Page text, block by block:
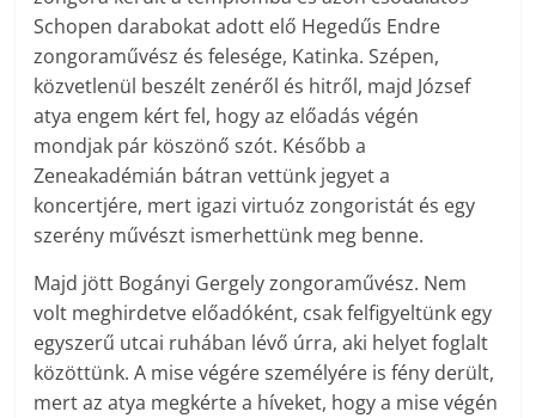
Schopen darabokat adott elő Hegedűs Endre
zongoraművész és felesége, Katinka. Szépen,
közvetlenül beszélt zenéről és hitről, majd József
atya engem kért fel, hogy az előadás végén
mondjak pár köszönő szót. Később a
Zeneakadémián bátran vettünk jegyet a
koncertjére, mert igazi virtuóz zongoristát és egy
szerény művészt ismerhettünk meg benne.
Majd jött Bogányi Gergely zongoraművész. Nem
volt meghirdetve előadóként, csak felfigyeltünk egy
egyszerű utcai ruhában lévő úrra, aki helyet foglalt
közöttünk. A mise végére személyére is fény derült,
mert az atya megkérte a híveket, hogy a mise végén